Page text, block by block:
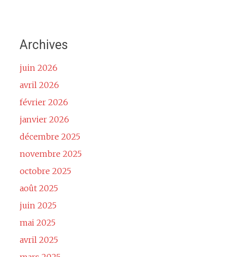
Archives
juin 2026
avril 2026
février 2026
janvier 2026
décembre 2025
novembre 2025
octobre 2025
août 2025
juin 2025
mai 2025
avril 2025